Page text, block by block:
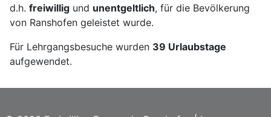
d.h. freiwillig und unentgeltlich, für die Bevölkerung
von Ranshofen geleistet wurde.
Für Lehrgangsbesuche wurden 39 Urlaubstage
aufgewendet.